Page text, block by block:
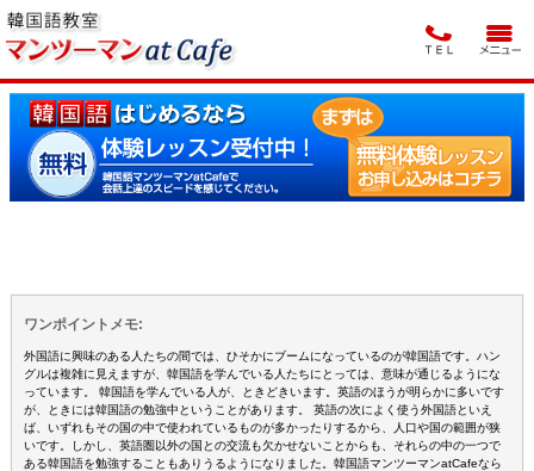
ワンポイントメモ:
外国語に興味のある人たちの間では、ひそかにブームになっているのが韓国語です。ハン
グルは複雑に見えますが、韓国語を学んでいる人たちにとっては、意味が通じるようにな
っています。 韓国語を学んでいる人が、ときどきいます。英語のほうが明らかに多いです
が、ときには韓国語の勉強中ということがあります。 英語の次によく使う外国語といえ
ば、いずれもその国の中で使われているものが多かったりするから、人口や国の範囲が狭
いです。しかし、英語圏以外の国との交流も欠かせないことからも、それらの中の一つで
ある韓国語を勉強することもありうるようになりました。韓国語マンツーマンatCafeなら